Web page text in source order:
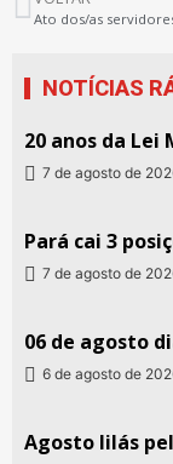
NOTÍCIAS
20 anos da Lei
7 de agosto de
Pará cai 3
7 de agosto de
06 de agosto
6 de agosto de
Agosto lilás